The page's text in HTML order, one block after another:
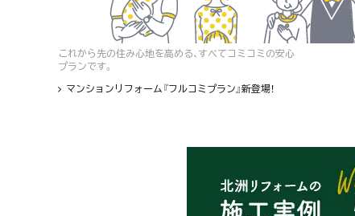
これから先の住み心地を高める、すべてコミコミの安心
プランです。
マンションリフォーム『フルコミプラン』新登場！